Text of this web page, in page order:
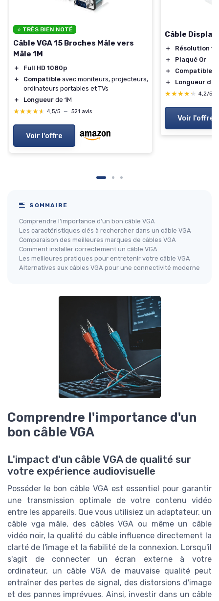
⭐ TRÈS BIEN NOTÉ
Câble VGA 15 Broches Mâle vers
Mâle 1M
＋
Full HD 1080p
＋
Compatible avec moniteurs, projecteurs,
ordinateurs portables et TVs
＋
Longueur de 1M
★★★★★
★★★★★ 4,5/5 — 521 avis
Voir l'offre
Câble
＋
Résolution
＋
Plaqué Or
＋
Compatible
＋
Longueur de
★★★★★
★★★★★ 4,2/5
Voir l'offre
SOMMAIRE
Comprendre l'importance d'un bon câble VGA
Les caractéristiques clés à rechercher dans un câble VGA
Comparaison des meilleures marques de câbles VGA
Comment installer correctement un câble VGA
Les meilleures pratiques pour entretenir votre câble VGA
Alternatives aux câbles VGA pour une connectivité moderne
Comprendre l'importance d'un
bon câble VGA
L'impact d'un câble VGA de qualité sur
votre expérience audiovisuelle
Posséder le bon câble VGA est essentiel pour garantir
une transmission optimale de votre contenu vidéo
entre les appareils. Que vous utilisiez un adaptateur, un
câble vga mâle, des câbles VGA ou même un câble
vidéo noir, la qualité du câble influence directement la
clarté de l'image et la fiabilité de la connexion. Lorsqu'il
s'agit de connecter un écran externe à votre
ordinateur, un câble VGA de mauvaise qualité peut
entraîner des pertes de signal, des distorsions d'image
et des pannes imprévues. Ainsi, investir dans un câble